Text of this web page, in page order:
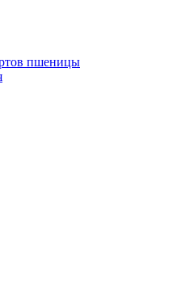
пшеницы